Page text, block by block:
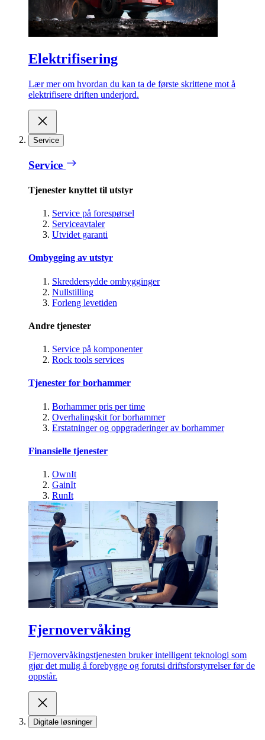
Elektrifisering
Lær mer om hvordan du kan ta de første skrittene mot å
elektrifisere driften underjord.
Service
Service
Tjenester knyttet til utstyr
Service på forespørsel
Serviceavtaler
Utvidet garanti
Ombygging av utstyr
Skreddersydde ombygginger
Nullstilling
Forleng levetiden
Andre tjenester
Service på komponenter
Rock tools services
Tjenester for borhammer
Borhammer pris per time
Overhalingskit for borhammer
Erstatninger og oppgraderinger av borhammer
Finansielle tjenester
OwnIt
GainIt
RunIt
Fjernovervåking
Fjernovervåkingstjenesten bruker intelligent teknologi som
gjør det mulig å forebygge og forutsi driftsforstyrrelser før de
oppstår.
Digitale løsninger